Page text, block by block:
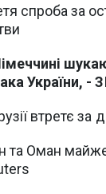
спроба за
України, -
втретє
та Оман